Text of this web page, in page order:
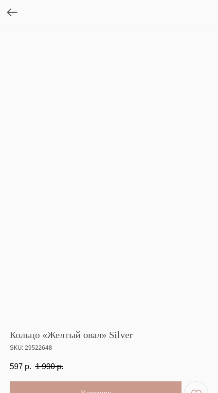
Кольцо «Желтый овал» Silver
SKU: 29522648
597 р. 1 990 р.